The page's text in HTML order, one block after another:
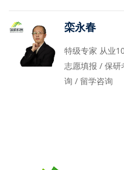
栾永春
特级专家 从业
志愿填报 / 保
询 / 留学咨询